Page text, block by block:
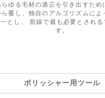
ゆる毛材の適正を引き出すため
覆し、独自のアルゴリズムによ
とし、 前線で最も必要とされる
す。
ポリッシャー用ツール